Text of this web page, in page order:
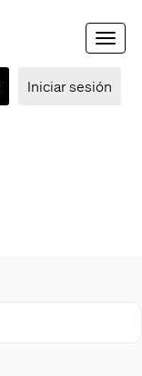
Toggle
Iniciar sesión